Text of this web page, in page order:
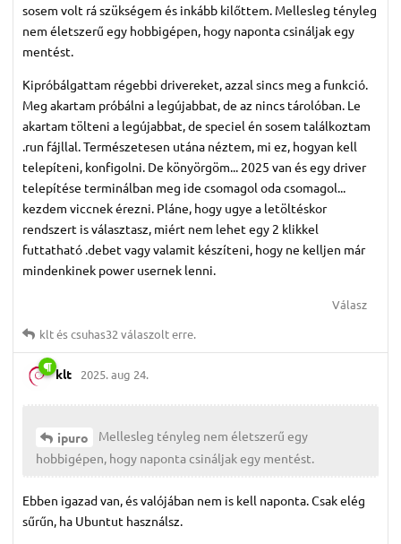
sosem volt rá szükségem és inkább kilőttem. Mellesleg tényleg
nem életszerű egy hobbigépen, hogy naponta csináljak egy
mentést.
Kipróbálgattam régebbi drivereket, azzal sincs meg a funkció.
Meg akartam próbálni a legújabbat, de az nincs tárolóban. Le
akartam tölteni a legújabbat, de speciel én sosem találkoztam
.run fájllal. Természetesen utána néztem, mi ez, hogyan kell
telepíteni, konfigolni. De könyörgöm... 2025 van és egy driver
telepítése terminálban meg ide csomagol oda csomagol...
kezdem viccnek érezni. Pláne, hogy ugye a letöltéskor
rendszert is választasz, miért nem lehet egy 2 klikkel
futtatható .debet vagy valamit készíteni, hogy ne kelljen már
mindenkinek power usernek lenni.
Válasz
kltéscsuhas32 válaszolt erre.
klt 2025. aug 24.
ipuro
Mellesleg tényleg nem életszerű egy
hobbigépen, hogy naponta csináljak egy mentést.
Ebben igazad van, és valójában nem is kell naponta. Csak elég
sűrűn, ha Ubuntut használsz.